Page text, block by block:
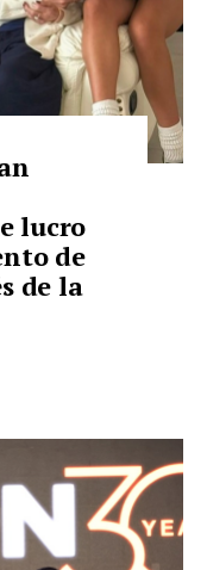
lucro
de
de la